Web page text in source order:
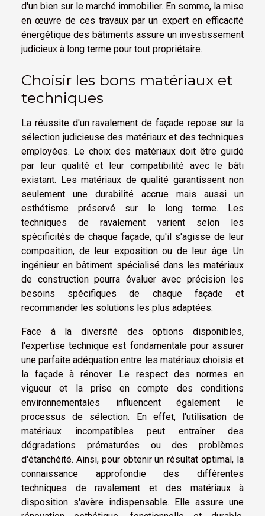
d'un bien sur le marché immobilier. En somme, la mise
en œuvre de ces travaux par un expert en efficacité
énergétique des bâtiments assure un investissement
judicieux à long terme pour tout propriétaire.
Choisir les bons matériaux et
techniques
La réussite d'un ravalement de façade repose sur la
sélection judicieuse des matériaux et des techniques
employées. Le choix des matériaux doit être guidé
par leur qualité et leur compatibilité avec le bâti
existant. Les matériaux de qualité garantissent non
seulement une durabilité accrue mais aussi un
esthétisme préservé sur le long terme. Les
techniques de ravalement varient selon les
spécificités de chaque façade, qu'il s'agisse de leur
composition, de leur exposition ou de leur âge. Un
ingénieur en bâtiment spécialisé dans les matériaux
de construction pourra évaluer avec précision les
besoins spécifiques de chaque façade et
recommander les solutions les plus adaptées.
Face à la diversité des options disponibles,
l'expertise technique est fondamentale pour assurer
une parfaite adéquation entre les matériaux choisis et
la façade à rénover. Le respect des normes en
vigueur et la prise en compte des conditions
environnementales influencent également le
processus de sélection. En effet, l'utilisation de
matériaux incompatibles peut entraîner des
dégradations prématurées ou des problèmes
d'étanchéité. Ainsi, pour obtenir un résultat optimal, la
connaissance approfondie des différentes
techniques de ravalement et des matériaux à
disposition s'avère indispensable. Elle assure une